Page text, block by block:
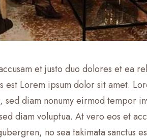
et justo duo dolores et ea
est Lorem ipsum dolor sit amet.
sed diam nonumy eirmod tempor
diam voluptua. At vero eos et
no sea takimata sanctus